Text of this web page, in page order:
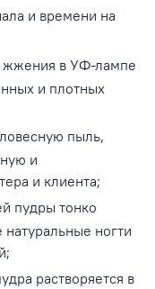
и времени на
жжения в УФ-лампе
и плотных
пыль,
и
и клиента;
пудры тонко
ногти
растворяется в